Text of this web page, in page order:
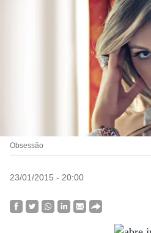
Obsessão
23/01/2015 - 20:00